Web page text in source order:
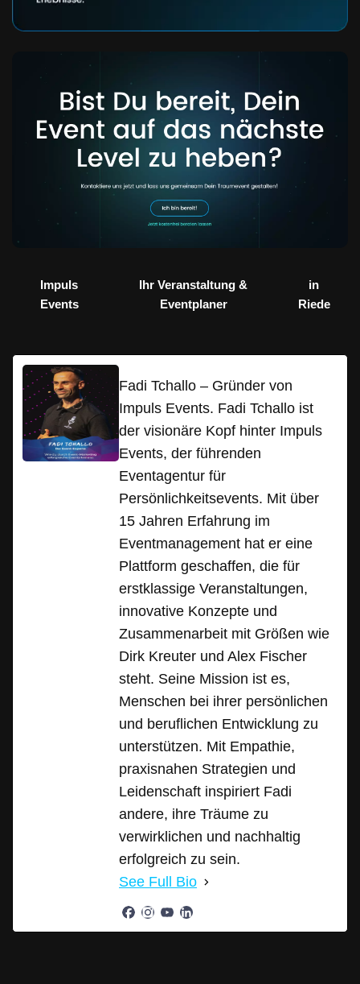
Impuls
Events
Ihr Veranstaltung &
Eventplaner
in
Riede
Fadi Tchallo – Gründer von
Impuls Events. Fadi Tchallo ist
der visionäre Kopf hinter Impuls
Events, der führenden
Eventagentur für
Persönlichkeitsevents. Mit über
15 Jahren Erfahrung im
Eventmanagement hat er eine
Plattform geschaffen, die für
erstklassige Veranstaltungen,
innovative Konzepte und
Zusammenarbeit mit Größen wie
Dirk Kreuter und Alex Fischer
steht. Seine Mission ist es,
Menschen bei ihrer persönlichen
und beruflichen Entwicklung zu
unterstützen. Mit Empathie,
praxisnahen Strategien und
Leidenschaft inspiriert Fadi
andere, ihre Träume zu
verwirklichen und nachhaltig
erfolgreich zu sein.
See Full Bio